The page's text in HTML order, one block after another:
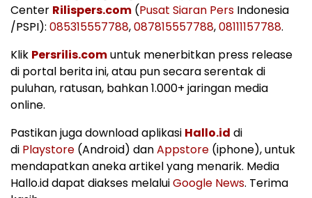
Center Rilispers.com (Pusat Siaran Pers Indonesia
/PSPI): 085315557788,087815557788,08111157788.
Klik Persrilis.comuntuk menerbitkan press release
di portal berita ini, atau pun secara serentak di
puluhan, ratusan, bahkan 1.000+ jaringan media
online.
Pastikan juga download aplikasi Hallo.id di
di Playstore (Android) danAppstore (iphone), untuk
mendapatkan aneka artikel yang menarik. Media
Hallo.id dapat diakses melaluiGoogle News. Terima